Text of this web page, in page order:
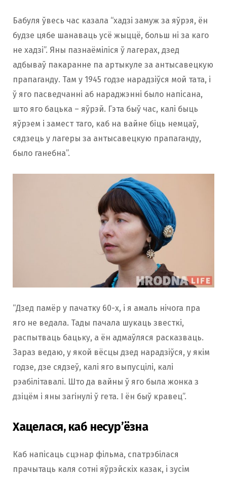
Бабуля ўвесь час казала “хадзі замуж за яўрэя, ён
будзе цябе шанаваць усё жыццё, больш ні за каго
не хадзі”. Яны пазнаёміліся ў лагерах, дзед
адбываў пакаранне па артыкуле за антысавецкую
прапаганду. Там у 1945 годзе нарадзіўся мой тата, і
ў яго пасведчанні аб нараджэнні было напісана,
што яго бацька – яўрэй. Гэта быў час, калі быць
яўрэем і замест таго, каб на вайне біць немцаў,
сядзець у лагеры за антысавецкую прапаганду,
было ганебна”.
“Дзед памёр у пачатку 60-х, і я амаль нічога пра
яго не ведала. Тады пачала шукаць звесткі,
распытваць бацьку, а ён адмаўляся расказваць.
Зараз ведаю, у якой вёсцы дзед нарадзіўся, у якім
годзе, дзе сядзеў, калі яго выпусцілі, калі
рэабілітавалі. Што да вайны ў яго была жонка з
дзіцём і яны загінулі ў гета. І ён быў кравец”.
Хацелася, каб несур’ёзна
Каб напісаць сцэнар фільма, спатрэбілася
прачытаць каля сотні яўрэйскіх казак, і зусім